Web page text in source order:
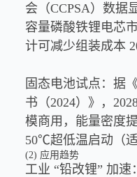
会（CCPSA）数据
容量磷酸铁锂电芯
计可减少组装成本
固态电池试点：据
书（2024）》，
模商用，能量密度
50℃超低温启动（
(2) 应用趋势
工业 “铅改锂” 加